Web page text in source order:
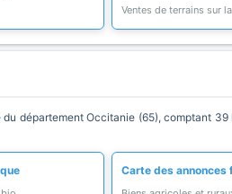
Ventes de terrains sur
département Occitanie (65), comptant
Carte des annonces